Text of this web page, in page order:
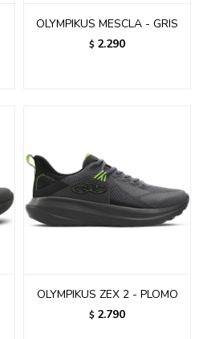
OLYMPIKUS MESCLA - GRIS
$ 2.290
OLYMPIKUS ZEX 2 - PLOMO
$ 2.790